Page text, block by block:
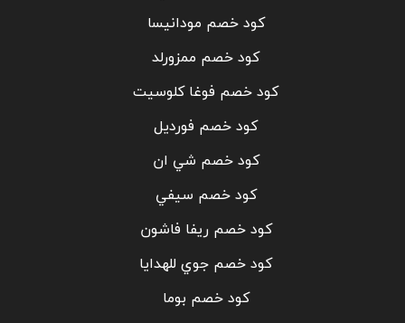
كود خصم مودانيسا
كود خصم ممزورلد
كود خصم فوغا كلوسيت
كود خصم فورديل
كود خصم شي ان
كود خصم سيفي
كود خصم ريفا فاشون
كود خصم جوي للهدايا
كود خصم بوما